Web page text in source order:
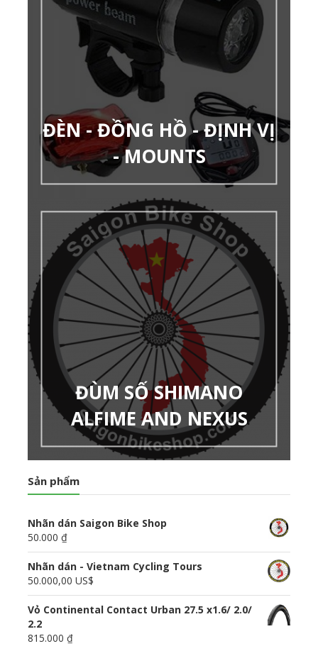
ĐÈN - ĐỒNG HỒ - ĐỊNH VỊ
- MOUNTS
ĐÙM SỐ SHIMANO
ALFIME AND NEXUS
Sản phẩm
Nhãn dán Saigon Bike Shop
50.000 ₫
Nhãn dán - Vietnam Cycling Tours
50.000,00 US$
Vỏ Continental Contact Urban 27.5 x1.6/ 2.0/
2.2
815.000 ₫